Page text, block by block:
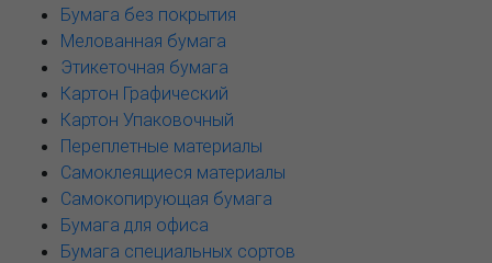
Бумага без покрытия
Мелованная бумага
Этикеточная бумага
Картон Графический
Картон Упаковочный
Переплетные материалы
Самоклеящиеся материалы
Самокопирующая бумага
Бумага для офиса
Бумага специальных сортов